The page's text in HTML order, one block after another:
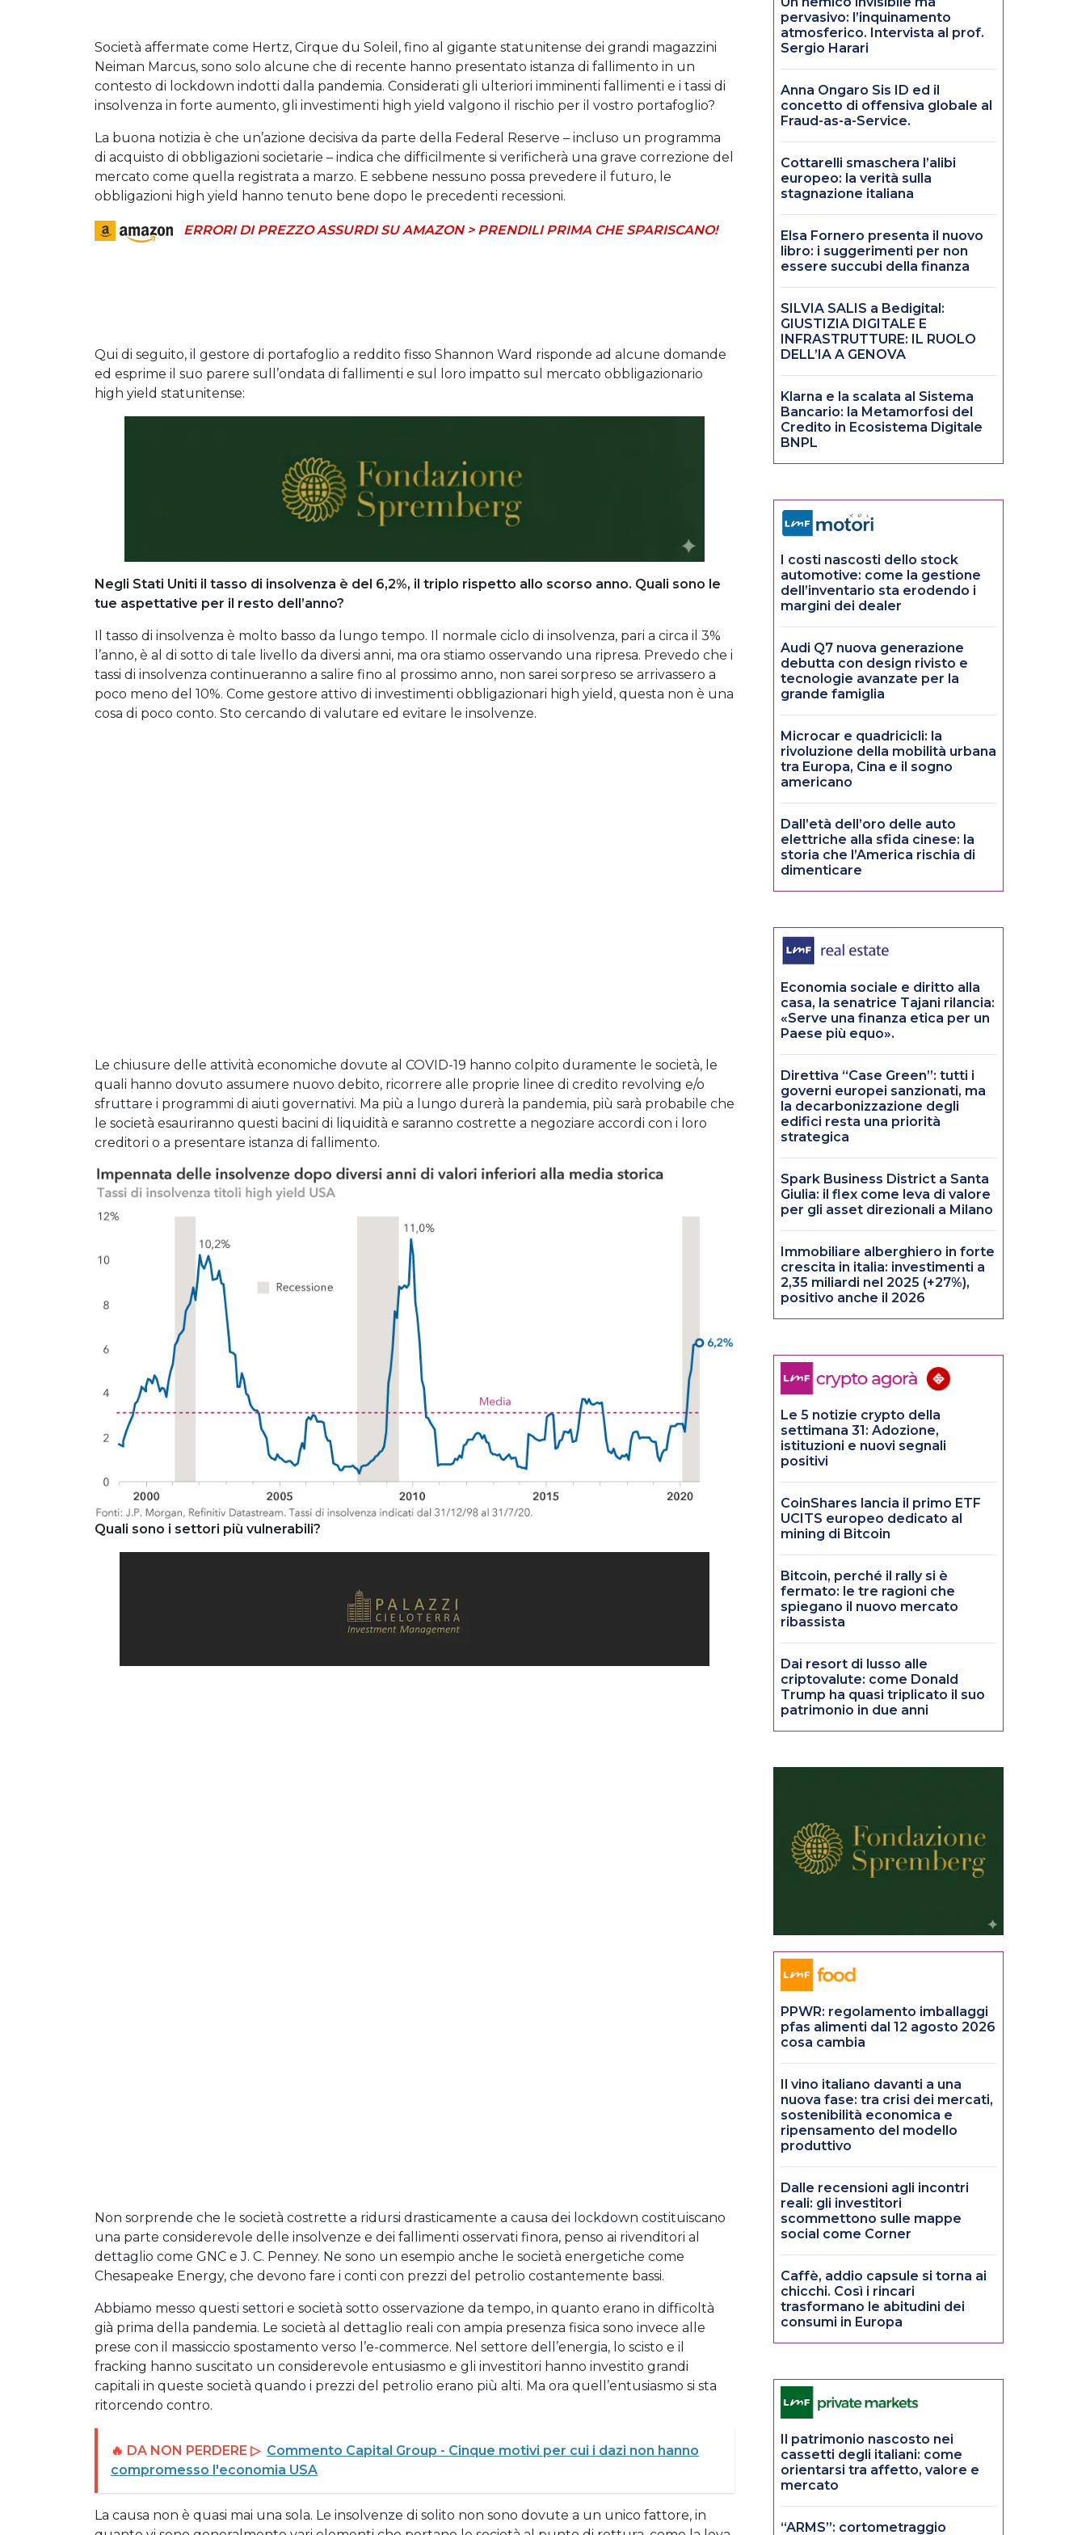
Società affermate come Hertz, Cirque du Soleil, fino al gigante statunitense dei grandi magazzini
Neiman Marcus, sono solo alcune che di recente hanno presentato istanza di fallimento in un
contesto di lockdown indotti dalla pandemia. Considerati gli ulteriori imminenti fallimenti e i tassi di
insolvenza in forte aumento, gli investimenti high yield valgono il rischio per il vostro portafoglio?
La buona notizia è che un’azione decisiva da parte della Federal Reserve – incluso un programma
di acquisto di obbligazioni societarie – indica che difficilmente si verificherà una grave correzione del
mercato come quella registrata a marzo. E sebbene nessuno possa prevedere il futuro, le
obbligazioni high yield hanno tenuto bene dopo le precedenti recessioni.
ERRORI DI PREZZO ASSURDI SU AMAZON > PRENDILI PRIMA CHE SPARISCANO!
Qui di seguito, il gestore di portafoglio a reddito fisso Shannon Ward risponde ad alcune domande
ed esprime il suo parere sull’ondata di fallimenti e sul loro impatto sul mercato obbligazionario
high yield statunitense:
Negli Stati Uniti il tasso di insolvenza è del 6,2%, il triplo rispetto allo scorso anno. Quali sono le
tue aspettative per il resto dell’anno?
Il tasso di insolvenza è molto basso da lungo tempo. Il normale ciclo di insolvenza, pari a circa il 3%
l’anno, è al di sotto di tale livello da diversi anni, ma ora stiamo osservando una ripresa. Prevedo che i
tassi di insolvenza continueranno a salire fino al prossimo anno, non sarei sorpreso se arrivassero a
poco meno del 10%. Come gestore attivo di investimenti obbligazionari high yield, questa non è una
cosa di poco conto. Sto cercando di valutare ed evitare le insolvenze.
Le chiusure delle attività economiche dovute al COVID-19 hanno colpito duramente le società, le
quali hanno dovuto assumere nuovo debito, ricorrere alle proprie linee di credito revolving e/o
sfruttare i programmi di aiuti governativi. Ma più a lungo durerà la pandemia, più sarà probabile che
le società esauriranno questi bacini di liquidità e saranno costrette a negoziare accordi con i loro
creditori o a presentare istanza di fallimento.
Quali sono i settori più vulnerabili?
Non sorprende che le società costrette a ridursi drasticamente a causa dei lockdown costituiscano
una parte considerevole delle insolvenze e dei fallimenti osservati finora, penso ai rivenditori al
dettaglio come GNC e J. C. Penney. Ne sono un esempio anche le società energetiche come
Chesapeake Energy, che devono fare i conti con prezzi del petrolio costantemente bassi.
Abbiamo messo questi settori e società sotto osservazione da tempo, in quanto erano in difficoltà
già prima della pandemia. Le società al dettaglio reali con ampia presenza fisica sono invece alle
prese con il massiccio spostamento verso l’e-commerce. Nel settore dell’energia, lo scisto e il
fracking hanno suscitato un considerevole entusiasmo e gli investitori hanno investito grandi
capitali in queste società quando i prezzi del petrolio erano più alti. Ma ora quell’entusiasmo si sta
ritorcendo contro.
🔥 DA NON PERDERE ▷ Commento Capital Group - Cinque motivi per cui i dazi non hanno
compromesso l'economia USA
La causa non è quasi mai una sola. Le insolvenze di solito non sono dovute a un unico fattore, in
pervasivo: l’inquinamento
atmosferico. Intervista al prof.
Sergio Harari
Anna Ongaro Sis ID ed il
concetto di offensiva globale al
Fraud-as-a-Service.
Cottarelli smaschera l’alibi
europeo: la verità sulla
stagnazione italiana
Elsa Fornero presenta il nuovo
libro: i suggerimenti per non
essere succubi della finanza
SILVIA SALIS a Bedigital:
GIUSTIZIA DIGITALE E
INFRASTRUTTURE: IL RUOLO
DELL’IA A GENOVA
Klarna e la scalata al Sistema
Bancario: la Metamorfosi del
Credito in Ecosistema Digitale
BNPL
I costi nascosti dello stock
automotive: come la gestione
dell’inventario sta erodendo i
margini dei dealer
Audi Q7 nuova generazione
debutta con design rivisto e
tecnologie avanzate per la
grande famiglia
Microcar e quadricicli: la
rivoluzione della mobilità urbana
tra Europa, Cina e il sogno
americano
Dall’età dell’oro delle auto
elettriche alla sfida cinese: la
storia che l’America rischia di
dimenticare
Economia sociale e diritto alla
casa, la senatrice Tajani rilancia:
«Serve una finanza etica per un
Paese più equo».
Direttiva “Case Green”: tutti i
governi europei sanzionati, ma
la decarbonizzazione degli
edifici resta una priorità
strategica
Spark Business District a Santa
Giulia: il flex come leva di valore
per gli asset direzionali a Milano
Immobiliare alberghiero in forte
crescita in italia: investimenti a
2,35 miliardi nel 2025 (+27%),
positivo anche il 2026
Le 5 notizie crypto della
settimana 31: Adozione,
istituzioni e nuovi segnali
positivi
CoinShares lancia il primo ETF
UCITS europeo dedicato al
mining di Bitcoin
Bitcoin, perché il rally si è
fermato: le tre ragioni che
spiegano il nuovo mercato
ribassista
Dai resort di lusso alle
criptovalute: come Donald
Trump ha quasi triplicato il suo
patrimonio in due anni
PPWR: regolamento imballaggi
pfas alimenti dal 12 agosto 2026
cosa cambia
Il vino italiano davanti a una
nuova fase: tra crisi dei mercati,
sostenibilità economica e
ripensamento del modello
produttivo
Dalle recensioni agli incontri
reali: gli investitori
scommettono sulle mappe
social come Corner
Caffè, addio capsule si torna ai
chicchi. Così i rincari
trasformano le abitudini dei
consumi in Europa
Il patrimonio nascosto nei
cassetti degli italiani: come
orientarsi tra affetto, valore e
mercato
“ARMS”: cortometraggio